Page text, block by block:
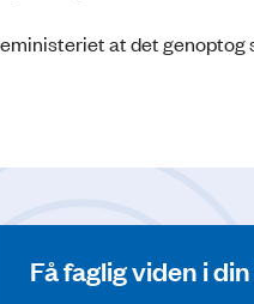
at det genoptog
Få faglig viden i